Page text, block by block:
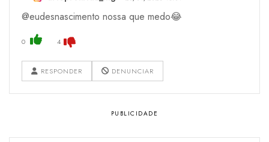
@eudesnascimento nossa que medo😂
0 4
RESPONDER DENUNCIAR